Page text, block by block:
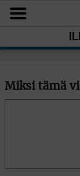
Miksi tämä